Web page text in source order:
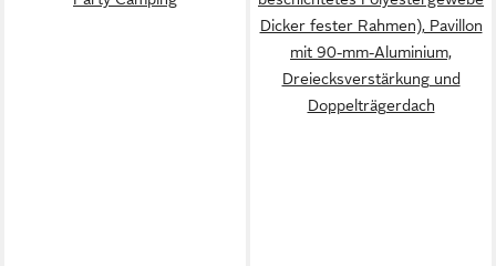
Dicker fester Rahmen), Pavillon
mit 90-mm-Aluminium,
Dreiecksverstärkung und
Doppelträgerdach